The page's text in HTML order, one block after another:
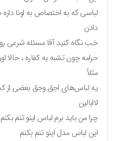
لباسی که به اختصاص به اونا داره
دادن
خب نگاه کنید آقا مسئله شرعی رو
حرامه چون تشبه به کفاره ،
مثلاً
یه لباس‌های اجق وجق بعضی از
لاابالین
چرا من باید برم لباس اینو تنم بکنم
این لباس مدل اینو تنم بکنم‌